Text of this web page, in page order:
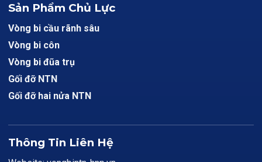
Sản Phẩm Chủ Lực
Vòng bi cầu rãnh sâu
Vòng bi côn
Vòng bi đũa trụ
Gối đỡ NTN
Gối đỡ hai nửa NTN
Thông Tin Liên Hệ